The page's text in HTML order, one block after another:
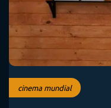
cinema mundial